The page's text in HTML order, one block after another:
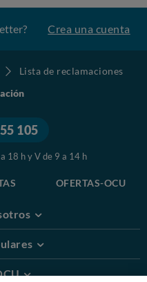
Crea una cuenta
Lista de reclamaciones
105
18 h y V de 9 a 14 h
OFERTAS-OCU